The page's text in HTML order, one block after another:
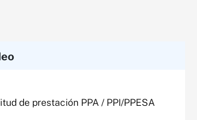
de prestación PPA / PPI/PPESA